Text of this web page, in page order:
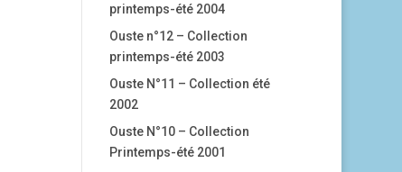
printemps-été 2004
Ouste n°12 – Collection
printemps-été 2003
Ouste N°11 – Collection été
2002
Ouste N°10 – Collection
Printemps-été 2001